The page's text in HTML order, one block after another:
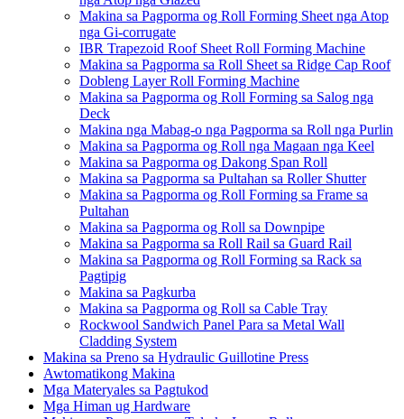
Makina sa Pagporma og Roll Forming Sheet nga Atop
nga Gi-corrugate
IBR Trapezoid Roof Sheet Roll Forming Machine
Makina sa Pagporma sa Roll Sheet sa Ridge Cap Roof
Dobleng Layer Roll Forming Machine
Makina sa Pagporma og Roll Forming sa Salog nga
Deck
Makina nga Mabag-o nga Pagporma sa Roll nga Purlin
Makina sa Pagporma og Roll nga Magaan nga Keel
Makina sa Pagporma og Dakong Span Roll
Makina sa Pagporma sa Pultahan sa Roller Shutter
Makina sa Pagporma og Roll Forming sa Frame sa
Pultahan
Makina sa Pagporma og Roll sa Downpipe
Makina sa Pagporma sa Roll Rail sa Guard Rail
Makina sa Pagporma og Roll Forming sa Rack sa
Pagtipig
Makina sa Pagkurba
Makina sa Pagporma og Roll sa Cable Tray
Rockwool Sandwich Panel Para sa Metal Wall
Cladding System
Makina sa Preno sa Hydraulic Guillotine Press
Awtomatikong Makina
Mga Materyales sa Pagtukod
Mga Himan ug Hardware